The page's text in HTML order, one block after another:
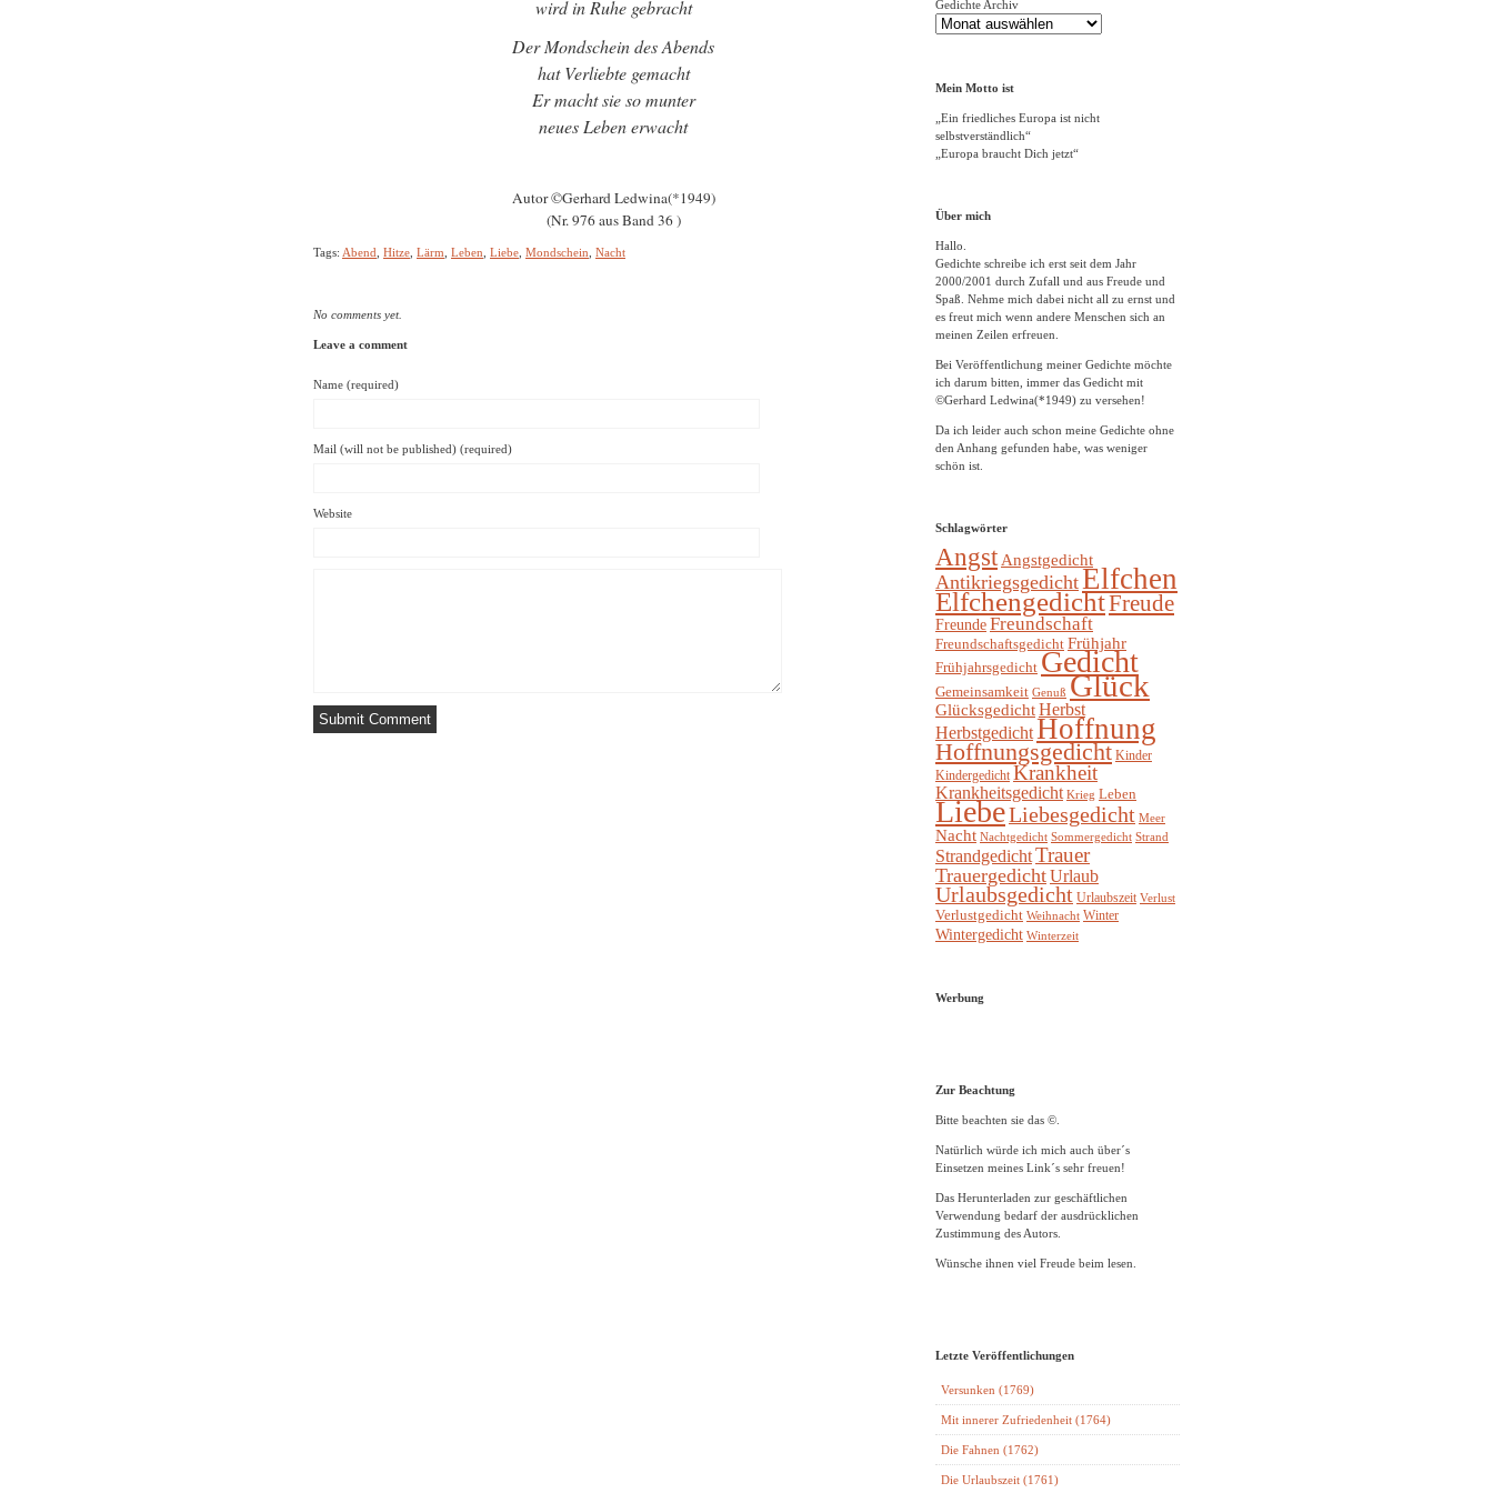
wird in Ruhe gebracht
Der Mondschein des Abends
hat Verliebte gemacht
Er macht sie so munter
neues Leben erwacht
Autor ©Gerhard Ledwina(*1949)
(Nr. 976 aus Band 36 )
Tags: Abend Hitze Lärm Leben Liebe Mondschein Nacht
No comments yet.
Leave a comment
Name (required)
Mail (will not be published) (required)
Website
Gedichte Archiv
Mein Motto ist
„Ein friedliches Europa ist nicht
selbstverständlich“
„Europa braucht Dich jetzt“
Über mich
Hallo.
Gedichte schreibe ich erst seit dem Jahr
2000/2001 durch Zufall und aus Freude und
Spaß. Nehme mich dabei nicht all zu ernst und
es freut mich wenn andere Menschen sich an
meinen Zeilen erfreuen.
Bei Veröffentlichung meiner Gedichte möchte
ich darum bitten, immer das Gedicht mit
©Gerhard Ledwina(*1949) zu versehen!
Da ich leider auch schon meine Gedichte ohne
den Anhang gefunden habe, was weniger
schön ist.
Schlagwörter
Angst Angstgedicht
AntikriegsgedichtElfchen
ElfchengedichtFreude
FreundeFreundschaft
Freundschaftsgedicht Frühjahr
Frühjahrsgedicht Gedicht
Gemeinsamkeit Genuß Glück
GlücksgedichtHerbst
HerbstgedichtHoffnung
Hoffnungsgedicht Kinder
Kindergedicht Krankheit
Krankheitsgedicht Krieg Leben
LiebeLiebesgedicht Meer
Nacht Nachtgedicht Sommergedicht Strand
StrandgedichtTrauer
TrauergedichtUrlaub
Urlaubsgedicht Urlaubszeit Verlust
Verlustgedicht Weihnacht Winter
Wintergedicht Winterzeit
Werbung
Zur Beachtung
Bitte beachten sie das ©.
Natürlich würde ich mich auch über´s
Einsetzen meines Link´s sehr freuen!
Das Herunterladen zur geschäftlichen
Verwendung bedarf der ausdrücklichen
Zustimmung des Autors.
Wünsche ihnen viel Freude beim lesen.
Letzte Veröffentlichungen
Versunken (1769)
Mit innerer Zufriedenheit (1764)
Die Fahnen (1762)
Die Urlaubszeit (1761)